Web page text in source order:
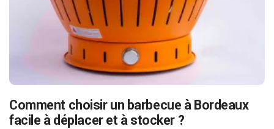
Comment choisir un barbecue à Bordeaux
facile à déplacer et à stocker ?